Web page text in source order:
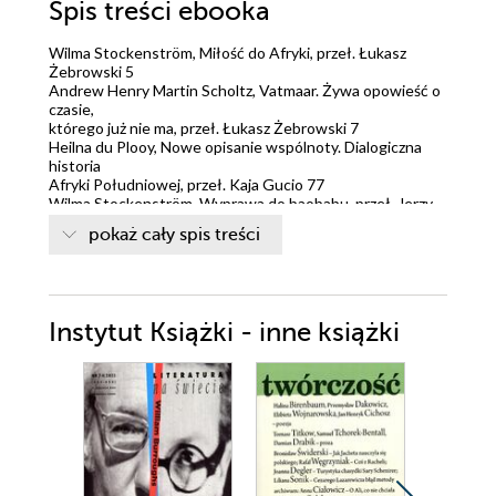
Spis treści ebooka
Wilma Stockenström, Miłość do Afryki, przeł. Łukasz
Żebrowski 5
Andrew Henry Martin Scholtz, Vatmaar. Żywa opowieść o
czasie,
którego już nie ma, przeł. Łukasz Żebrowski 7
Heilna du Plooy, Nowe opisanie wspólnoty. Dialogiczna
historia
Afryki Południowej, przeł. Kaja Gucio 77
Wilma Stockenström, Wyprawa do baobabu, przeł. Jerzy
André Brink, O poszukiwaniu języka, przeł. Joanna
173
którym mowa jest
Swoboda 181
Tomasz Swoboda, Języki Jana Jakuba 242
Armand Farrachi, Pisanie na skórze, przeł. Tomasz
Swoboda 258
Jean Starobinski, Wokół "Szkicu o pochodzeniu języków",
przeł. Mateusz Kwaterko 273
Jean-Claude Chevalier, Językoznawstwo jako dyskurs na
pokaż cały spis treści
Instytut Książki - inne książki